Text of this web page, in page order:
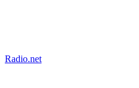
Radio.net